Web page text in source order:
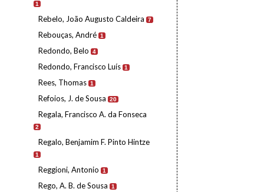
1
Rebelo, João Augusto Caldeira 7
Rebouças, André 1
Redondo, Belo 4
Redondo, Francisco Luís 1
Rees, Thomas 1
Refoios, J. de Sousa 20
Regala, Francisco A. da Fonseca
2
Regalo, Benjamim F. Pinto Hintze
1
Reggioni, Antonio 1
Rego, A. B. de Sousa 1